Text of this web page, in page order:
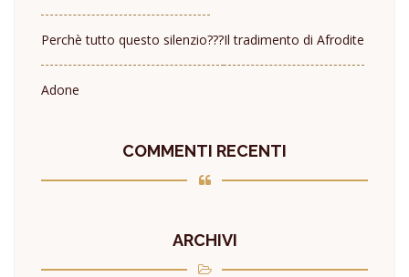
Perchè tutto questo silenzio???Il tradimento di Afrodite
Adone
COMMENTI RECENTI
ARCHIVI